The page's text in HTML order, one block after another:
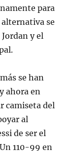
para
alternativa se
y el
se han
ahora en
camiseta del
al
de ser el
110-99 en